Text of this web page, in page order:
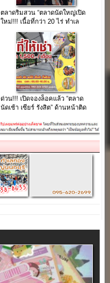
ตลาดริมสวน “ตลาดนัดใหญ่เปิด
ใหม่!!! เนื้อที่กว่า 20 ไร่ ทำเล
ด่วน!!! เปิดจองล็อคแล้ว “ตลาด
นัดเช้า เซียร์ รังสิต” ด้านหน้าติด